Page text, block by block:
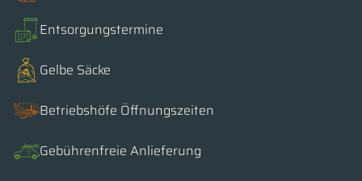
Entsorgungstermine
Gelbe Säcke
Betriebshöfe Öffnungszeiten
Gebührenfreie Anlieferung